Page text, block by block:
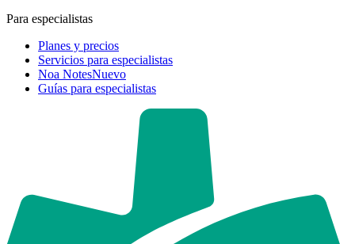
Para especialistas
Planes y precios
Servicios para especialistas
Noa NotesNuevo
Guías para especialistas